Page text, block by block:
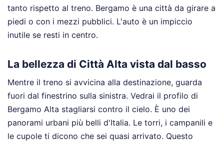
tanto rispetto al treno. Bergamo è una città da girare a
piedi o con i mezzi pubblici. L'auto è un impiccio
inutile se resti in centro.
La bellezza di Città Alta vista dal basso
Mentre il treno si avvicina alla destinazione, guarda
fuori dal finestrino sulla sinistra. Vedrai il profilo di
Bergamo Alta stagliarsi contro il cielo. È uno dei
panorami urbani più belli d'Italia. Le torri, i campanili e
le cupole ti dicono che sei quasi arrivato. Questo